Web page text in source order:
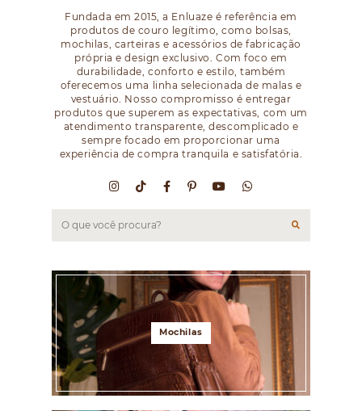
Fundada em 2015, a Enluaze é referência em
produtos de couro legítimo, como bolsas,
mochilas, carteiras e acessórios de fabricação
própria e design exclusivo. Com foco em
durabilidade, conforto e estilo, também
oferecemos uma linha selecionada de malas e
vestuário. Nosso compromisso é entregar
produtos que superem as expectativas, com um
atendimento transparente, descomplicado e
sempre focado em proporcionar uma
experiência de compra tranquila e satisfatória.
Mochilas